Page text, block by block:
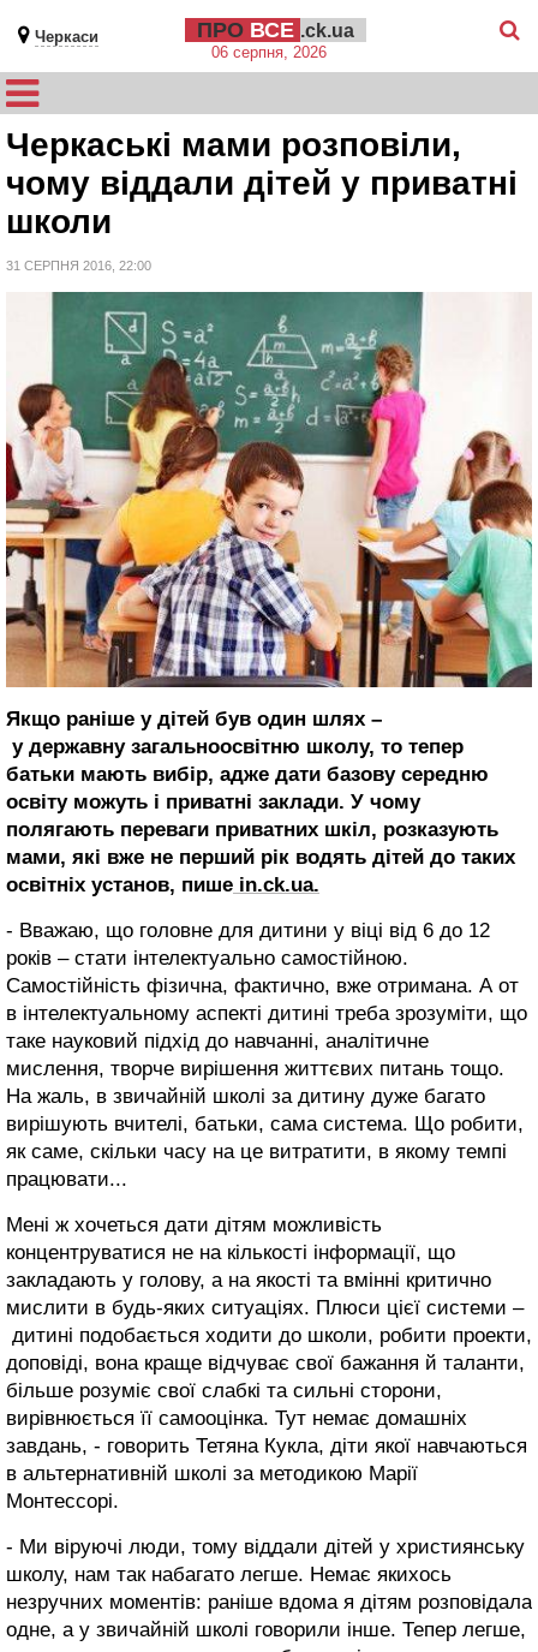
Черкаси ПРО ВСЕ .ck.ua
06 серпня, 2026
Черкаські мами розповіли,
чому віддали дітей у приватні
школи
31 СЕРПНЯ 2016, 22:00
Якщо раніше у дітей був один шлях –
у державну загальноосвітню школу, то тепер
батьки мають вибір, адже дати базову середню
освіту можуть і приватні заклади. У чому
полягають переваги приватних шкіл, розказують
мами, які вже не перший рік водять дітей до таких
освітніх установ, пише in.ck.ua.
- Вважаю, що головне для дитини у віці від 6 до 12
років – стати інтелектуально самостійною.
Самостійність фізична, фактично, вже отримана. А от
в інтелектуальному аспекті дитині треба зрозуміти, що
таке науковий підхід до навчанні, аналітичне
мислення, творче вирішення життєвих питань тощо.
На жаль, в звичайній школі за дитину дуже багато
вирішують вчителі, батьки, сама система. Що робити,
як саме, скільки часу на це витратити, в якому темпі
працювати...
Мені ж хочеться дати дітям можливість
концентруватися не на кількості інформації, що
закладають у голову, а на якості та вмінні критично
мислити в будь-яких ситуаціях. Плюси цієї системи –
дитині подобається ходити до школи, робити проекти,
доповіді, вона краще відчуває свої бажання й таланти,
більше розуміє свої слабкі та сильні сторони,
вирівнюється її самооцінка. Тут немає домашніх
завдань, - говорить Тетяна Кукла, діти якої навчаються
в альтернативній школі за методикою Марії
Монтессорі.
- Ми віруючі люди, тому віддали дітей у християнську
школу, нам так набагато легше. Немає якихось
незручних моментів: раніше вдома я дітям розповідала
одне, а у звичайній школі говорили інше. Тепер легше,